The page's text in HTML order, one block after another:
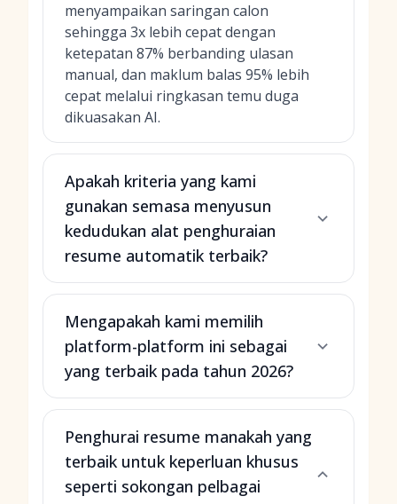
menyampaikan saringan calon
sehingga 3x lebih cepat dengan
ketepatan 87% berbanding ulasan
manual, dan maklum balas 95% lebih
cepat melalui ringkasan temu duga
dikuasakan AI.
Apakah kriteria yang kami
gunakan semasa menyusun
kedudukan alat penghuraian
resume automatik terbaik?
Mengapakah kami memilih
platform-platform ini sebagai
yang terbaik pada tahun 2026?
Penghurai resume manakah yang
terbaik untuk keperluan khusus
seperti sokongan pelbagai